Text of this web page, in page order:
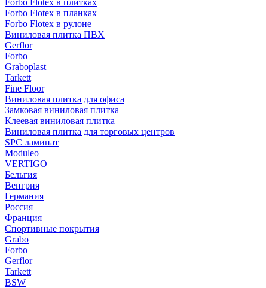
Forbo Flotex в плитках
Forbo Flotex в планках
Forbo Flotex в рулоне
Виниловая плитка ПВХ
Gerflor
Forbo
Graboplast
Tarkett
Fine Floor
Виниловая плитка для офиса
Замковая виниловая плитка
Клеевая виниловая плитка
Виниловая плитка для торговых центров
SPC ламинат
Moduleo
VERTIGO
Бельгия
Венгрия
Германия
Россия
Франция
Спортивные покрытия
Grabo
Forbo
Gerflor
Tarkett
BSW